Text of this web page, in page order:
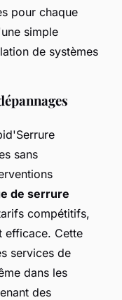
pour chaque
simple
de systèmes
sans
de serrure
compétitifs,
efficace. Cette
services de
dans les
des